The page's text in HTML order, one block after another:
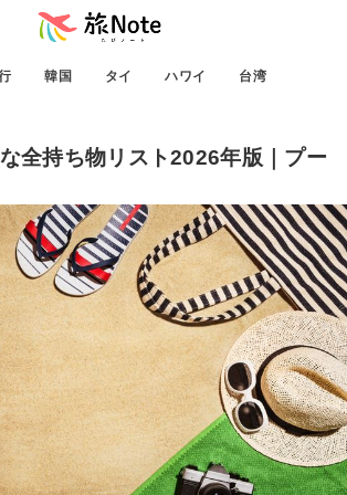
韓国 タイ ハワイ 台湾
全持ち物リスト2026年版｜プー